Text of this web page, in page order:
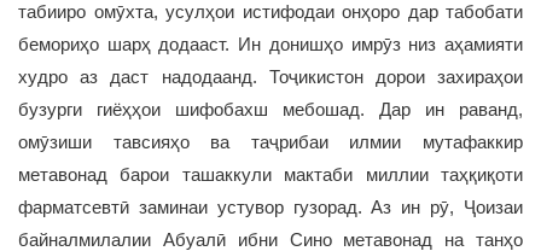
табииро омӯхта, усулҳои истифодаи онҳоро дар табобати
бемориҳо шарҳ додааст. Ин донишҳо имрӯз низ аҳамияти
худро аз даст надодаанд. Тоҷикистон дорои захираҳои
бузурги гиёҳҳои шифобахш мебошад. Дар ин раванд,
омӯзиши тавсияҳо ва таҷрибаи илмии мутафаккир
метавонад барои ташаккули мактаби миллии таҳқиқоти
фарматсевтӣ заминаи устувор гузорад. Аз ин рӯ, Ҷоизаи
байналмилалии Абуалӣ ибни Сино метавонад на танҳо